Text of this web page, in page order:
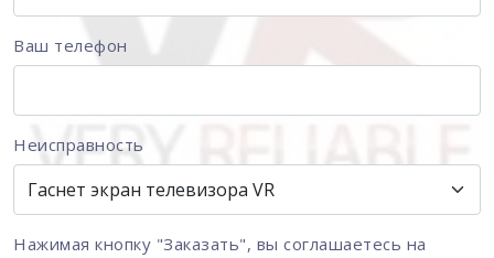
Ваш телефон
Неисправность